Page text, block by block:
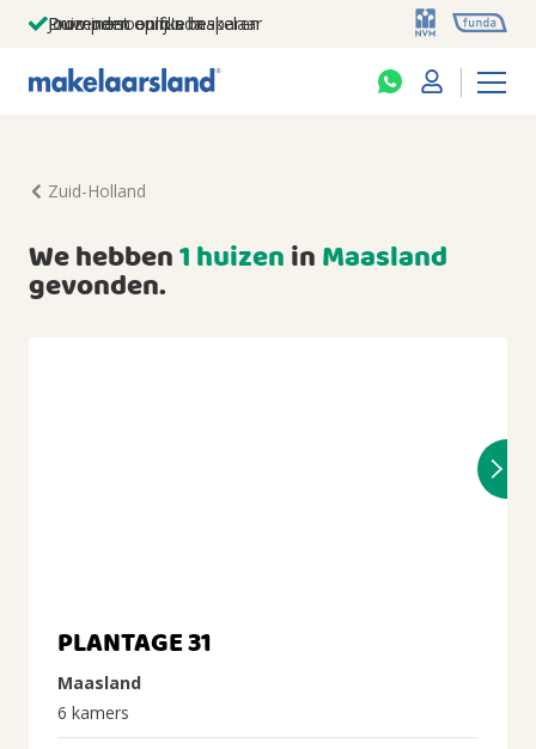
Jouw persoonlijke makelaar
Duizenden euro's besparen
Prominent op funda
Zuid-Holland
We hebben1 huizeninMaasland
gevonden.
PLANTAGE 31
Maasland
6 kamers